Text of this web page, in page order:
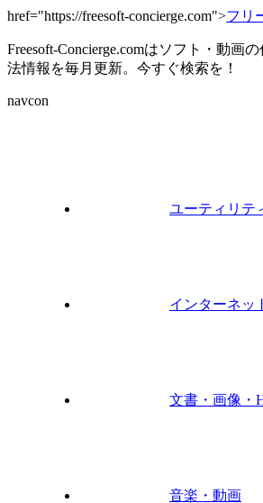
href="https://freesoft-concierge.com">フリ
Freesoft-Concierge.comはソフト・動画
法情報を毎月更新。今すぐ検索を！
navcon
ユーティリテ
インターネッ
文書・画像・
音楽・動画